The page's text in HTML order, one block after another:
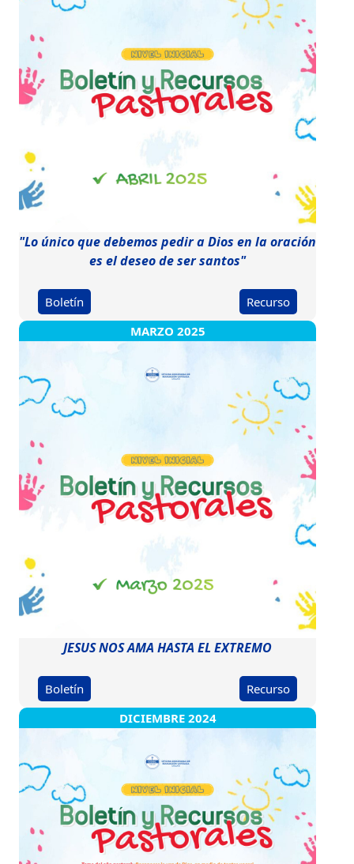
"Lo único que debemos pedir a Dios en la oración
es el deseo de ser santos"
Boletín
Recurso
MARZO 2025
JESUS NOS AMA HASTA EL EXTREMO
Boletín
Recurso
DICIEMBRE 2024